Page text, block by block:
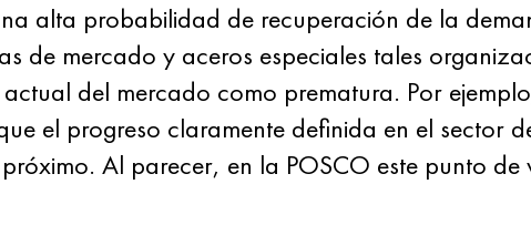
alta probabilidad de recuperación de la
de mercado y aceros especiales tales
del mercado como prematura. Por
el progreso claramente definida en el sector
Al parecer, en la POSCO este punto de